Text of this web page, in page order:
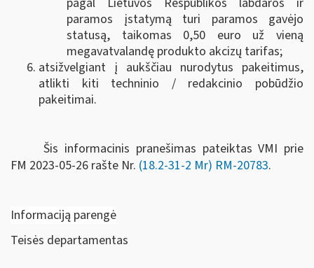
paramos įstatymą turi paramos gavėjo
statusą, taikomas 0,50 euro už vieną
megavatvalandę produkto akcizų tarifas;
atsižvelgiant į aukščiau nurodytus pakeitimus,
atlikti kiti techninio / redakcinio pobūdžio
pakeitimai.
Šis informacinis pranešimas pateiktas VMI prie
FM 2023-05-26 rašte Nr. (18.2-31-2 Mr) RM-20783.
Informaciją parengė
Teisės departamentas